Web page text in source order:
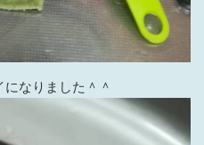
なりました＾＾